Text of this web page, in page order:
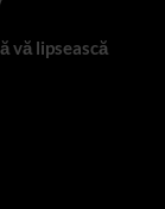
vă lipsească